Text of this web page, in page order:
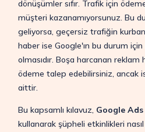
dönüşümler sıfır. Trafik için
müşteri kazanamıyorsunuz. Bu
geliyorsa, geçersiz trafiğin
haber ise Google'ın bu durum
olmasıdır. Boşa harcanan reklam
ödeme talep edebilirsiniz, ancak
aittir.
Bu kapsamlı kılavuz, Google
kullanarak şüpheli etkinlikleri